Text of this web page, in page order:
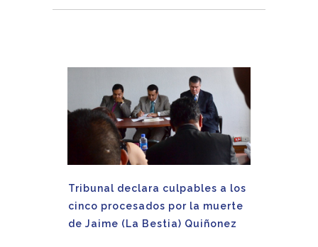
Tribunal declara culpables a los
cinco procesados por la muerte
de Jaime (La Bestia) Quiñonez